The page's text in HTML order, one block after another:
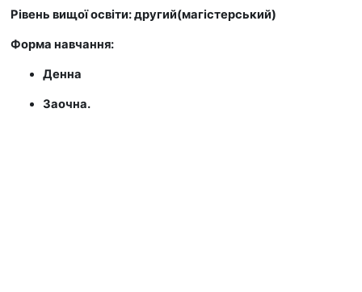
Рівень вищої освіти: другий(магістерський)
Форма навчання:
Денна
Заочна.